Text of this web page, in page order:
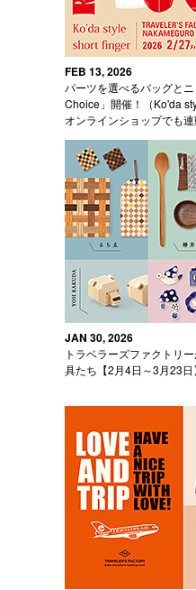
FEB 13, 2026
パーツを選べるバッグと
Choice」開催！（Ko'da
オンラインショップでも
JAN 30, 2026
トラベラーズファクトリ
具たち【2月4日～3月23日